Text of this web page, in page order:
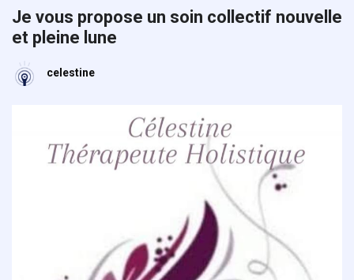
Je vous propose un soin collectif nouvelle
et pleine lune
celestine